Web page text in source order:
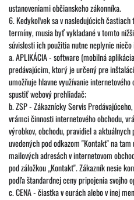
ustanoveniami občianskeho zákonníka.
6. Kedykoľvek sa v nasledujúcich
termíny, musia byť vykladané v tomto
súvislosti ich použitia nutne neplynie niečo
a. APLIKÁCIA - software (mobilná
predávajúcim, ktorý je určený pre
umožňuje hlavne využívanie
spustiť webový prehliadač;
b. ZSP - Zákaznícky Servis
vrámci činnosti internetového obchodu,
výrobkov, obchodu, pravidiel a
uvedených pod odkazom "Kontakt" na
mailových adresách v internetovom
pod záložkou „Kontakt". Zákazník nesie
podľa štandardnej ceny pripojenia svojho
c. CENA - čiastka v eurách alebo v inej